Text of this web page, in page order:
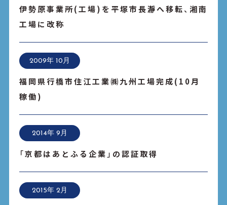
伊勢原事業所(工場)を平塚市長瀞へ移転、湘南
工場に改称
2009年 10月
福岡県行橋市住江工業㈱九州工場完成(10月
稼働)
2014年 9月
「京都はあとふる企業」の認証取得
2015年 2月